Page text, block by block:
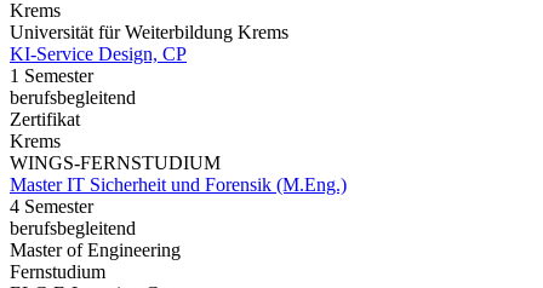
Krems
Universität für Weiterbildung Krems
KI-Service Design, CP
1 Semester
berufsbegleitend
Zertifikat
Krems
WINGS-FERNSTUDIUM
Master IT Sicherheit und Forensik (M.Eng.)
4 Semester
berufsbegleitend
Master of Engineering
Fernstudium